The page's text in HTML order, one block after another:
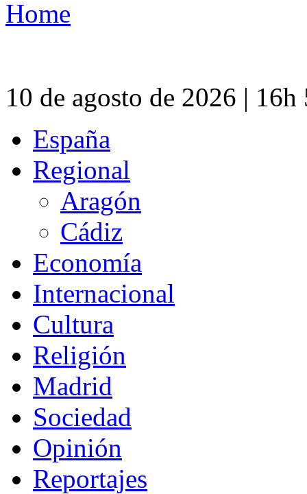
Home
10 de agosto de 2026 |
España
Regional
Aragón
Cádiz
Economía
Internacional
Cultura
Religión
Madrid
Sociedad
Opinión
Reportajes